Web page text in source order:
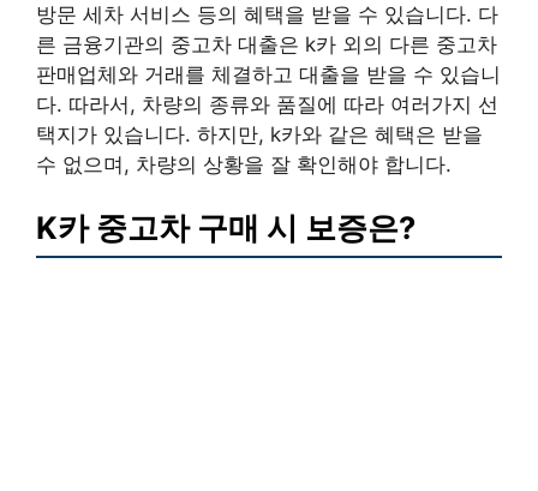
방문 세차 서비스 등의 혜택을 받을 수 있습니다. 다
른 금융기관의 중고차 대출은 k카 외의 다른 중고차
판매업체와 거래를 체결하고 대출을 받을 수 있습니
다. 따라서, 차량의 종류와 품질에 따라 여러가지 선
택지가 있습니다. 하지만, k카와 같은 혜택은 받을
수 없으며, 차량의 상황을 잘 확인해야 합니다.
K카 중고차 구매 시 보증은?